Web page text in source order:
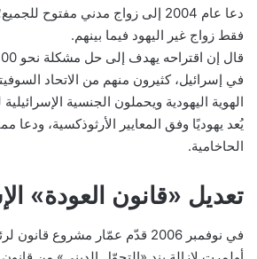
دعا عام 2004 إلى زواج مدني
فقط زواج غير اليهود فيما بينهم.
في إسرائيل، كثيرون منهم من الاتحاد
الهوية اليهودية ويحملون الجنسية
يُعد يهوديًا وفق المعايير الأرثوذكسية، ودعا
الحاخامية.
تعديل «قانون العودة»
في نوفمبر 2006 قدّم عمّار مشروع